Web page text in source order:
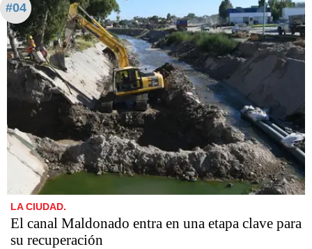
#04
LA CIUDAD.
El canal Maldonado entra en una etapa clave para
su recuperación